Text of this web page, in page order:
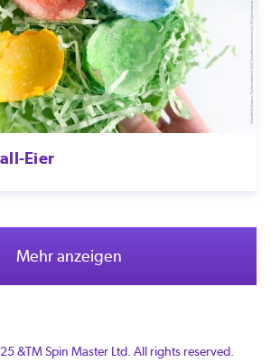
Eier
Mehr anzeigen
&TM Spin Master Ltd. All rights reserved.